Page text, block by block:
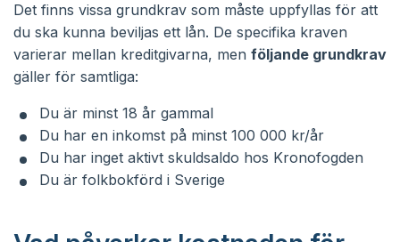
Det finns vissa grundkrav som måste uppfyllas för att
du ska kunna beviljas ett lån. De specifika kraven
varierar mellan kreditgivarna, men följande grundkrav
gäller för samtliga:
Du är minst 18 år gammal
Du har en inkomst på minst 100 000 kr/år
Du har inget aktivt skuldsaldo hos Kronofogden
Du är folkbokförd i Sverige